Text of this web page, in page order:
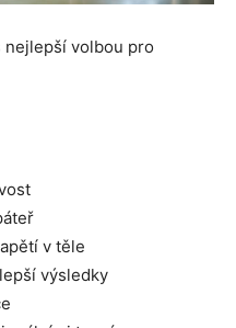
nejlepší volbou pro
v těle
výsledky